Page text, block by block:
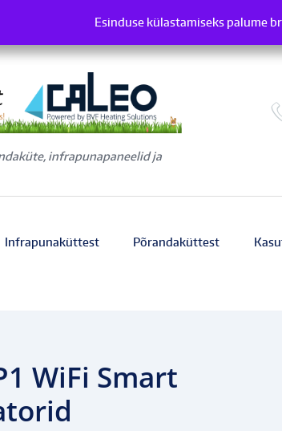
infrapunapaneelid ja
Infrapunaküttest Põrandaküttest
WiFi Smart
Esinduse külastamiseks
Esinduse külastamiseks palume